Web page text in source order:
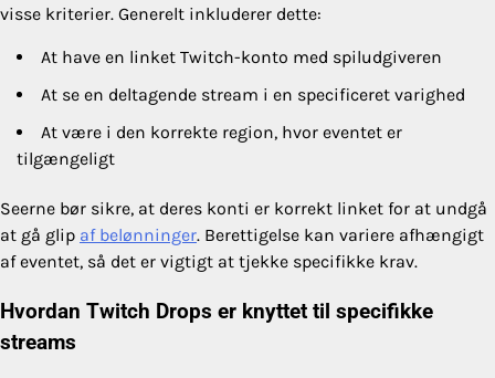
visse kriterier. Generelt inkluderer dette:
At have en linket Twitch-konto med spiludgiveren
At se en deltagende stream i en specificeret varighed
At være i den korrekte region, hvor eventet er
tilgængeligt
Seerne bør sikre, at deres konti er korrekt linket for at undgå
at gå glip af belønninger. Berettigelse kan variere afhængigt
af eventet, så det er vigtigt at tjekke specifikke krav.
Hvordan Twitch Drops er knyttet til specifikke
streams